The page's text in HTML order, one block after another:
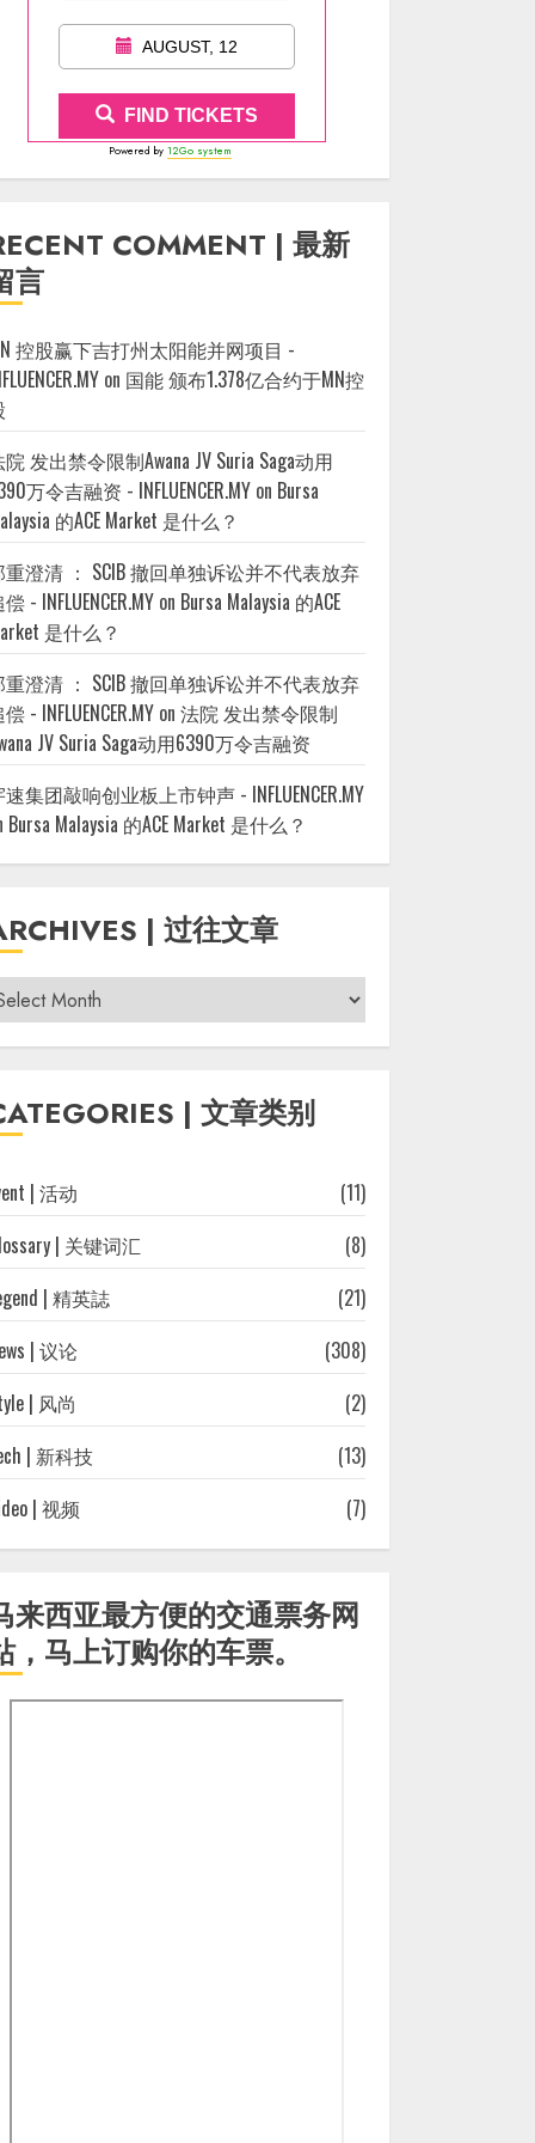
AUGUST, 12
FIND TICKETS
Powered by 12Go system
COMMENT | 最新
言
控股赢下吉打州太阳能并网项目 -
on 国能 颁布1.378亿合约于MN控
发出禁令限制Awana JV Suria Saga动用
万令吉融资 - INFLUENCER.MY on Bursa
的ACE Market 是什么？
重澄清 ： SCIB 撤回单独诉讼并不代表放弃
- INFLUENCER.MY on Bursa Malaysia 的ACE
是什么？
重澄清 ： SCIB 撤回单独诉讼并不代表放弃
- INFLUENCER.MY on法院 发出禁令限制
JV Suria Saga动用6390万令吉融资
集团敲响创业板上市钟声 - INFLUENCER.MY
Bursa Malaysia 的ACE Market 是什么？
| 过往文章
| 文章类别
| 活动
(11)
| 关键词汇
(8)
| 精英誌
(21)
| 议论
(308)
| 风尚
(2)
| 新科技
(13)
| 视频
(7)
来西亚最方便的交通票务网
，马上订购你的车票。